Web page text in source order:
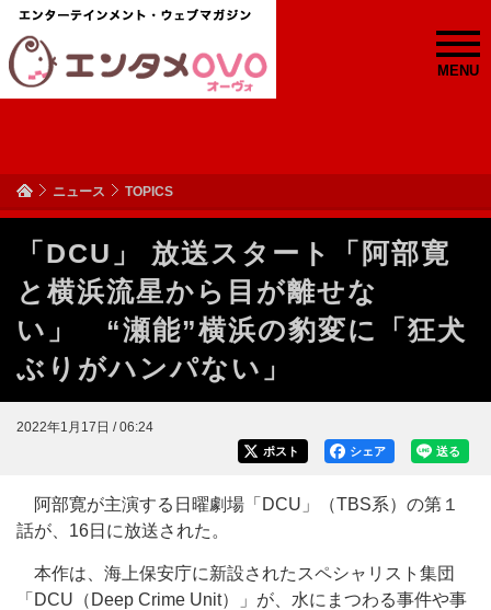
MENU
ニュース TOPICS
「DCU」 放送スタート「阿部寛
と横浜流星から目が離せな
い」 “瀬能”横浜の豹変に「狂犬
ぶりがハンパない」
2022年1月17日 / 06:24
送る
シェア
ポスト
阿部寛が主演する日曜劇場「DCU」（TBS系）の第１
話が、16日に放送された。
本作は、海上保安庁に新設されたスペシャリスト集団
「DCU（Deep Crime Unit）」が、水にまつわる事件や事